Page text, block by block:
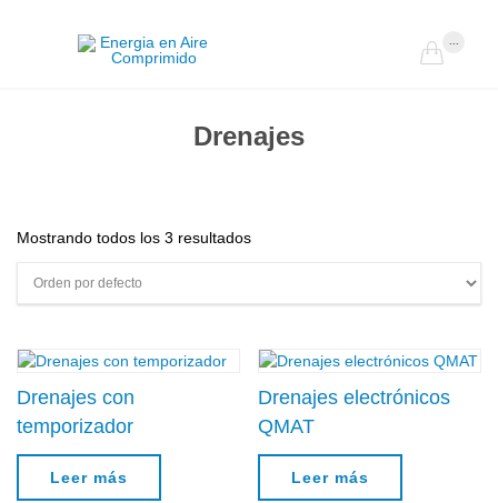

Drenajes
Mostrando todos los 3 resultados
Drenajes con
temporizador
Leer más
Drenajes electrónicos
QMAT
Leer más